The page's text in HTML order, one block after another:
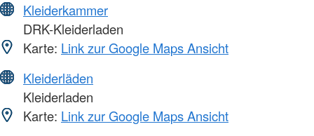
Kleiderkammer
DRK-Kleiderladen
Karte: Link zur Google Maps Ansicht
Kleiderläden
Kleiderladen
Karte: Link zur Google Maps Ansicht